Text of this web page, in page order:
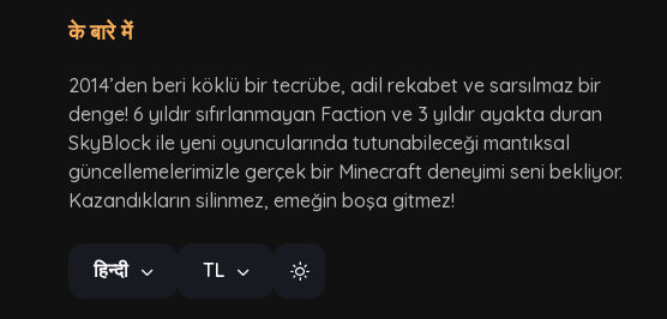
के बारे में
2014’den beri köklü bir tecrübe, adil rekabet ve sarsılmaz bir
denge! 6 yıldır sıfırlanmayan Faction ve 3 yıldır ayakta duran
SkyBlock ile yeni oyuncularında tutunabileceği mantıksal
güncellemelerimizle gerçek bir Minecraft deneyimi seni bekliyor.
Kazandıkların silinmez, emeğin boşa gitmez!
हिन्दी TL